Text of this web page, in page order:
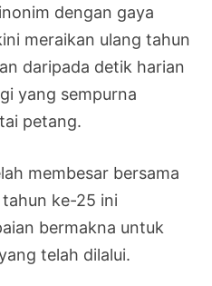
dengan gaya
meraikan ulang tahun
daripada detik harian
yang sempurna
petang.
membesar bersama
ke-25 ini
bermakna untuk
telah dilalui.